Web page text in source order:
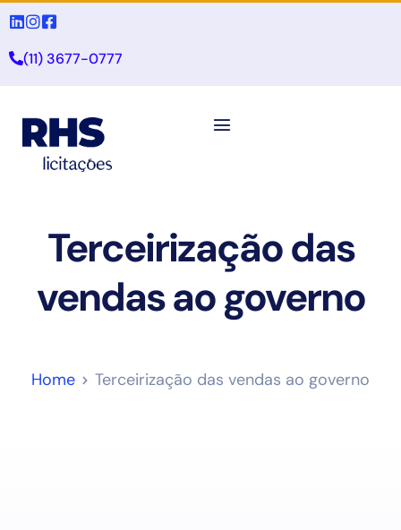
(11) 3677-0777
Terceirização das
vendas ao governo
Home Terceirização das vendas ao governo